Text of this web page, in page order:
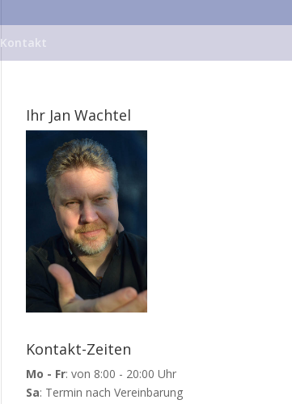
Kontakt
Ihr Jan Wachtel
Kontakt-Zeiten
Mo - Fr: von 8:00 - 20:00 Uhr
Sa: Termin nach Vereinbarung